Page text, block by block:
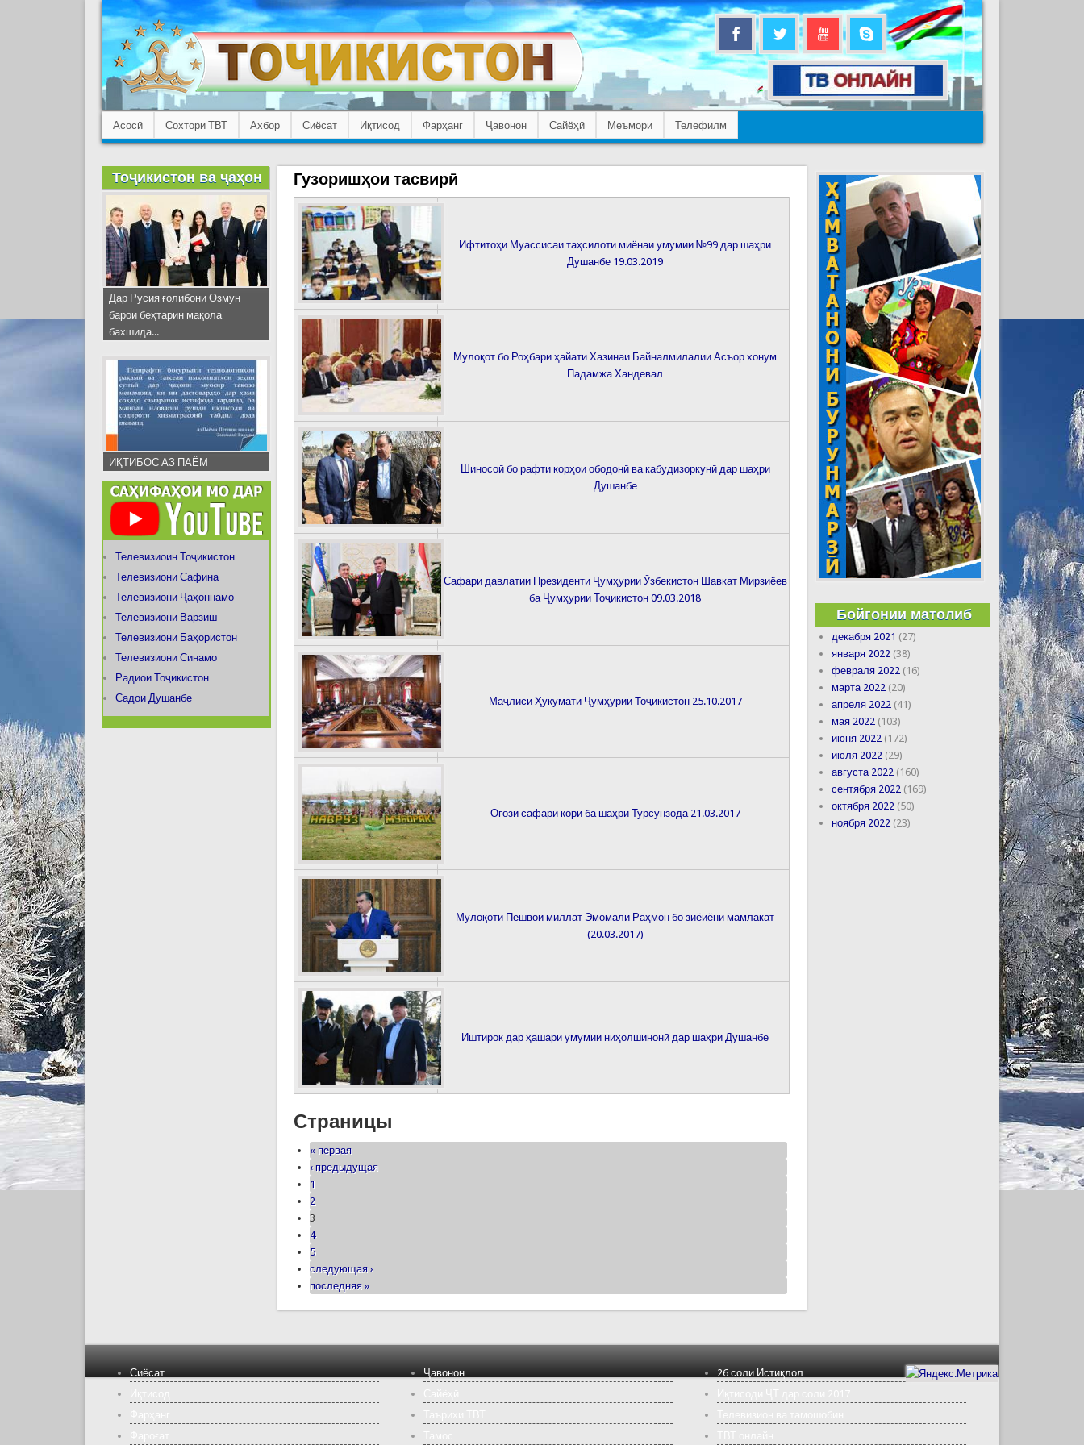
Асосӣ Сохтори ТВТ Ахбор Сиёсат Иқтисод Фарҳанг Ҷавонон Сайёҳӣ Меъмори Телефилм
Гузоришҳои тасвирӣ
Ифтитоҳи Муассисаи таҳсилоти миёнаи умумии №99 дар шаҳри
Душанбе 19.03.2019
Мулоқот бо Роҳбари ҳайати Хазинаи Байналмилалии Асъор хонум
Падамжа Хандевал
Шиносоӣ бо рафти корҳои ободонӣ ва кабудизоркунӣ дар шаҳри
Душанбе
Сафари давлатии Президенти Ҷумҳурии Ӯзбекистон Шавкат Мирзиёев
ба Ҷумҳурии Тоҷикистон 09.03.2018
Маҷлиси Ҳукумати Ҷумҳурии Тоҷикистон 25.10.2017
Оғози сафари корӣ ба шаҳри Турсунзода 21.03.2017
Мулоқоти Пешвои миллат Эмомалӣ Раҳмон бо зиёиёни мамлакат
(20.03.2017)
Иштирок дар ҳашари умумии ниҳолшинонӣ дар шаҳри Душанбе
Страницы
« первая
‹ предыдущая
1
2
3
4
5
следующая ›
последняя »
Тоҷикистон ва ҷаҳон
Дар Русия ғолибони Озмун
барои беҳтарин мақола
бахшида...
ИҚТИБОС АЗ ПАЁМ
Телевизиоин Тоҷикистон
Телевизиони Сафина
Телевизиони Ҷаҳоннамо
Телевизиони Варзиш
Телевизиони Баҳористон
Телевизиони Синамо
Радиои Тоҷикистон
Садои Душанбе
Бойгонии матолиб
декабря 2021 (27)
января 2022 (38)
февраля 2022 (16)
марта 2022 (20)
апреля 2022 (41)
мая 2022 (103)
июня 2022 (172)
июля 2022 (29)
августа 2022 (160)
сентября 2022 (169)
октября 2022 (50)
ноября 2022 (23)
Сиёсат
Ҷавонон
26 соли Истиқлол